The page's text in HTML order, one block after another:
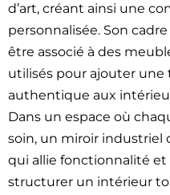
d’art, créant ainsi une
personnalisée. Son
être associé à des
utilisés pour ajouter
authentique aux
Dans un espace où
soin, un miroir industriel
qui allie fonctionnalité
structurer un intérieur